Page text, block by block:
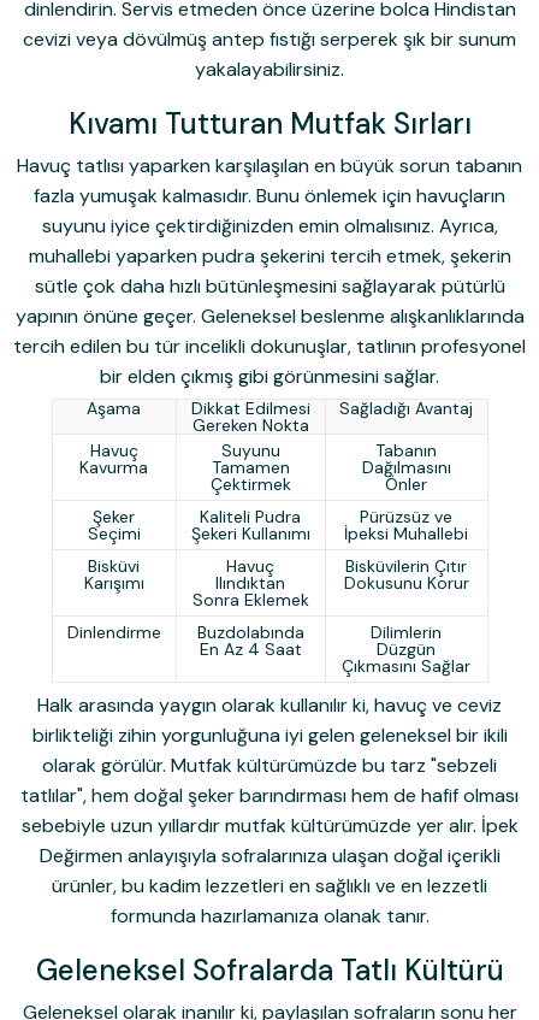
dinlendirin. Servis etmeden önce üzerine bolca Hindistan
cevizi veya dövülmüş antep fıstığı serperek şık bir sunum
yakalayabilirsiniz.
Kıvamı Tutturan Mutfak Sırları
Havuç tatlısı yaparken karşılaşılan en büyük sorun tabanın
fazla yumuşak kalmasıdır. Bunu önlemek için havuçların
suyunu iyice çektirdiğinizden emin olmalısınız. Ayrıca,
muhallebi yaparken pudra şekerini tercih etmek, şekerin
sütle çok daha hızlı bütünleşmesini sağlayarak pütürlü
yapının önüne geçer. Geleneksel beslenme alışkanlıklarında
tercih edilen bu tür incelikli dokunuşlar, tatlının profesyonel
bir elden çıkmış gibi görünmesini sağlar.
Aşama Dikkat Edilmesi
Gereken Nokta
Sağladığı Avantaj
Havuç
Kavurma
Suyunu
Tamamen
Çektirmek
Tabanın
Dağılmasını
Önler
Şeker
Seçimi
Kaliteli Pudra
Şekeri Kullanımı
Pürüzsüz ve
İpeksi Muhallebi
Bisküvi
Karışımı
Havuç
Ilındıktan
Sonra Eklemek
Bisküvilerin Çıtır
Dokusunu Korur
Dinlendirme Buzdolabında
En Az 4 Saat
Dilimlerin
Düzgün
Çıkmasını Sağlar
Halk arasında yaygın olarak kullanılır ki, havuç ve ceviz
birlikteliği zihin yorgunluğuna iyi gelen geleneksel bir ikili
olarak görülür. Mutfak kültürümüzde bu tarz "sebzeli
tatlılar", hem doğal şeker barındırması hem de hafif olması
sebebiyle uzun yıllardır mutfak kültürümüzde yer alır. İpek
Değirmen anlayışıyla sofralarınıza ulaşan doğal içerikli
ürünler, bu kadim lezzetleri en sağlıklı ve en lezzetli
formunda hazırlamanıza olanak tanır.
Geleneksel Sofralarda Tatlı Kültürü
Geleneksel olarak inanılır ki, paylaşılan sofraların sonu her